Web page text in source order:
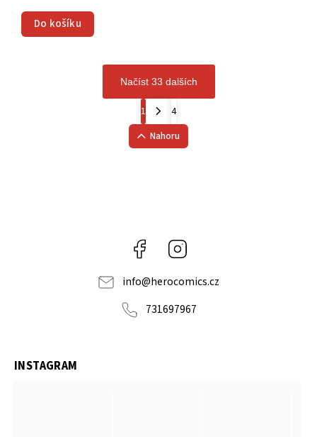
Do košíku
Načíst 33 dalších
1
4
Nahoru
Facebook
info@herocomics.cz
731697967
INSTAGRAM